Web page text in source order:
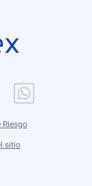
Riesgo
sitio